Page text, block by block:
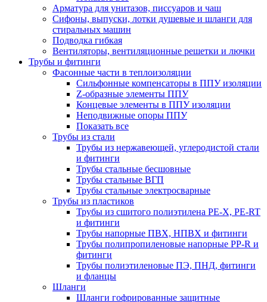
Арматура для унитазов, писсуаров и чаш
Сифоны, выпуски, лотки душевые и шланги для
стиральных машин
Подводка гибкая
Вентиляторы, вентиляционные решетки и лючки
Трубы и фитинги
Фасонные части в теплоизоляции
Cильфонные компенсаторы в ППУ изоляции
Z-образные элементы ППУ
Концевые элементы в ППУ изоляции
Неподвижные опоры ППУ
Показать все
Трубы из стали
Трубы из нержавеющей, углеродистой стали
и фитинги
Трубы стальные бесшовные
Трубы стальные ВГП
Трубы стальные электросварные
Трубы из пластиков
Трубы из сшитого полиэтилена PE-X, PE-RT
и фитинги
Трубы напорные ПВХ, НПВХ и фитинги
Трубы полипропиленовые напорные PP-R и
фитинги
Трубы полиэтиленовые ПЭ, ПНД, фитинги
и фланцы
Шланги
Шланги гофрированные защитные